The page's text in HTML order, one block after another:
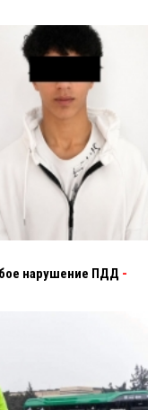
нарушение ПДД -